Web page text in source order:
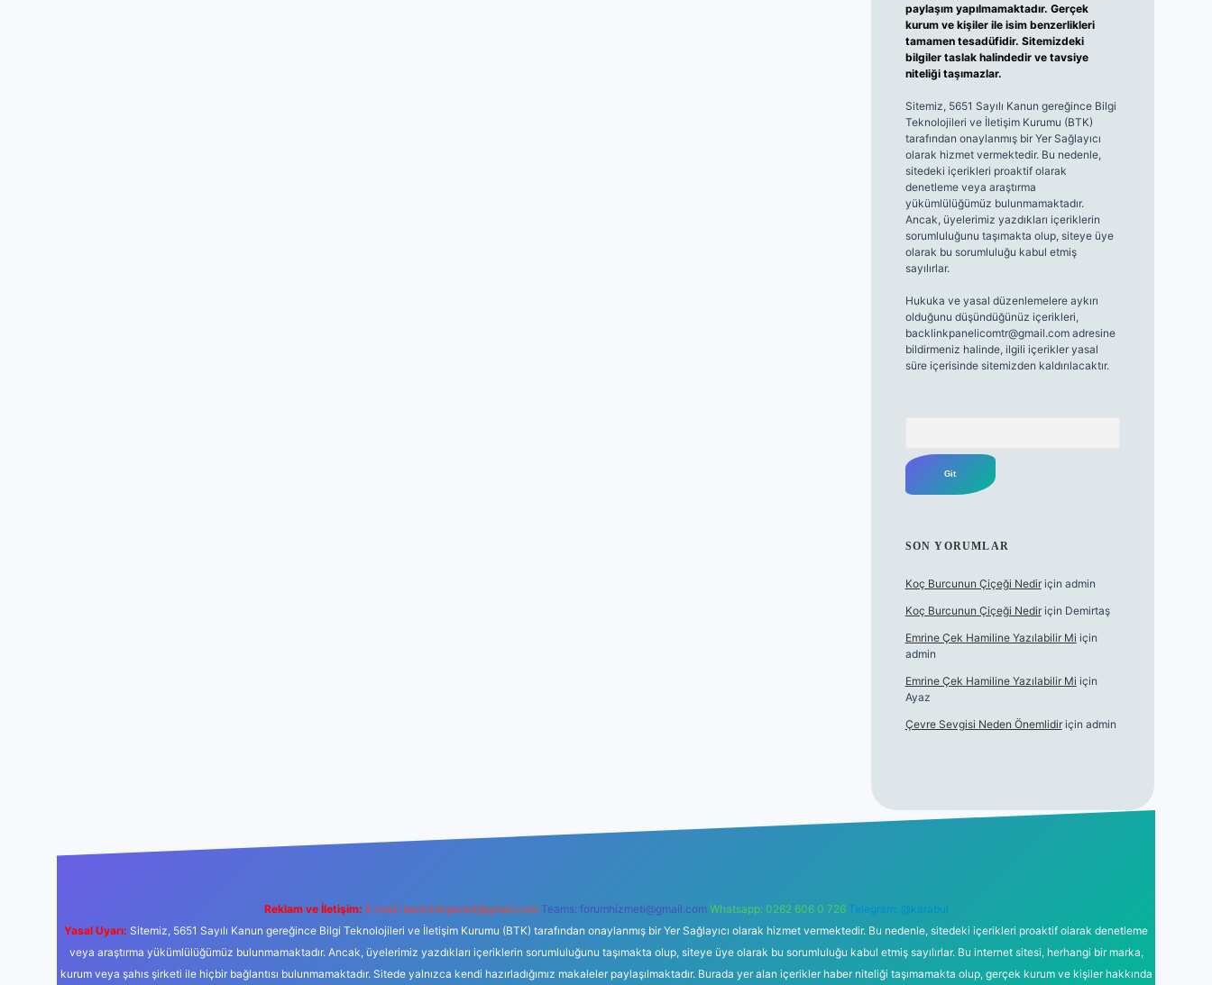
paylaşım yapılmamaktadır. Gerçek
kurum ve kişiler ile isim benzerlikleri
tamamen tesadüfidir. Sitemizdeki
bilgiler taslak halindedir ve tavsiye
niteliği taşımazlar.
Sitemiz, 5651 Sayılı Kanun gereğince Bilgi
Teknolojileri ve İletişim Kurumu (BTK)
tarafından onaylanmış bir Yer Sağlayıcı
olarak hizmet vermektedir. Bu nedenle,
sitedeki içerikleri proaktif olarak
denetleme veya araştırma
yükümlülüğümüz bulunmamaktadır.
Ancak, üyelerimiz yazdıkları içeriklerin
sorumluluğunu taşımakta olup, siteye üye
olarak bu sorumluluğu kabul etmiş
sayılırlar.
Hukuka ve yasal düzenlemelere aykırı
olduğunu düşündüğünüz içerikleri,
backlinkpanelicomtr@gmail.comadresine
bildirmeniz halinde, ilgili içerikler yasal
süre içerisinde sitemizden kaldırılacaktır.
SON YORUMLAR
Koç Burcunun Çiçeği Nediriçin admin
Koç Burcunun Çiçeği Nediriçin Demirtaş
Emrine Çek Hamiline Yazılabilir Mi için
admin
Emrine Çek Hamiline Yazılabilir Mi için
Ayaz
Çevre Sevgisi Neden Önemlidiriçin admin
Reklam ve İletişim: E-mail: backlinkpaneli@gmail.com Teams: forumhizmeti@gmail.com Whatsapp: 0262 606 0 726 Telegram: @karabul
Yasal Uyarı: Sitemiz, 5651 Sayılı Kanun gereğince Bilgi Teknolojileri ve İletişim Kurumu (BTK) tarafından onaylanmış bir Yer Sağlayıcı olarak hizmet vermektedir. Bu nedenle, sitedeki içerikleri proaktif olarak denetleme
veya araştırma yükümlülüğümüz bulunmamaktadır. Ancak, üyelerimiz yazdıkları içeriklerin sorumluluğunu taşımakta olup, siteye üye olarak bu sorumluluğu kabul etmiş sayılırlar. Bu internet sitesi, herhangi bir marka,
kurum veya şahıs şirketi ile hiçbir bağlantısı bulunmamaktadır. Sitede yalnızca kendi hazırladığımız makaleler paylaşılmaktadır. Burada yer alan içerikler haber niteliği taşımamakta olup, gerçek kurum ve kişiler hakkında